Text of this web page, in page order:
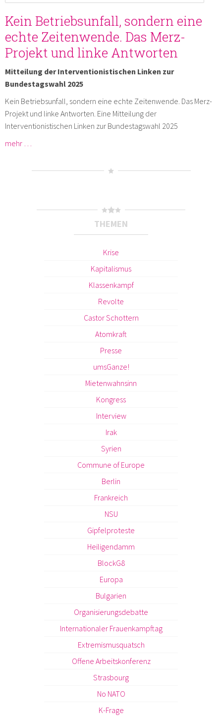
Kein Betriebsunfall, sondern eine
echte Zeitenwende. Das Merz-
Projekt und linke Antworten
Mitteilung der Interventionistischen Linken zur
Bundestagswahl 2025
Kein Betriebsunfall, sondern eine echte Zeitenwende. Das Merz-
Projekt und linke Antworten. Eine Mitteilung der
Interventionistischen Linken zur Bundestagswahl 2025
mehr …
THEMEN
Krise
Kapitalismus
Klassenkampf
Revolte
Castor Schottern
Atomkraft
Presse
umsGanze!
Mietenwahnsinn
Kongress
Interview
Irak
Syrien
Commune of Europe
Berlin
Frankreich
NSU
Gipfelproteste
Heiligendamm
BlockG8
Europa
Bulgarien
Organisierungsdebatte
Internationaler Frauenkampftag
Extremismusquatsch
Offene Arbeitskonferenz
Strasbourg
No NATO
K-Frage